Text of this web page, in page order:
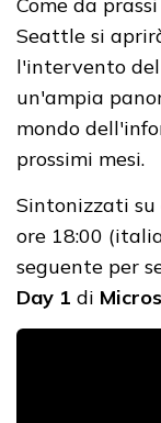
Seattle si
l'intervento del
un'ampia
mondo
prossimi mesi.
Sintonizzati
ore 18:00
seguente per
Day 1 di